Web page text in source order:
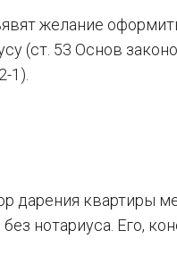
желание
(ст. 53 Основ
1).
дарения квартиры
нотариуса. Его,